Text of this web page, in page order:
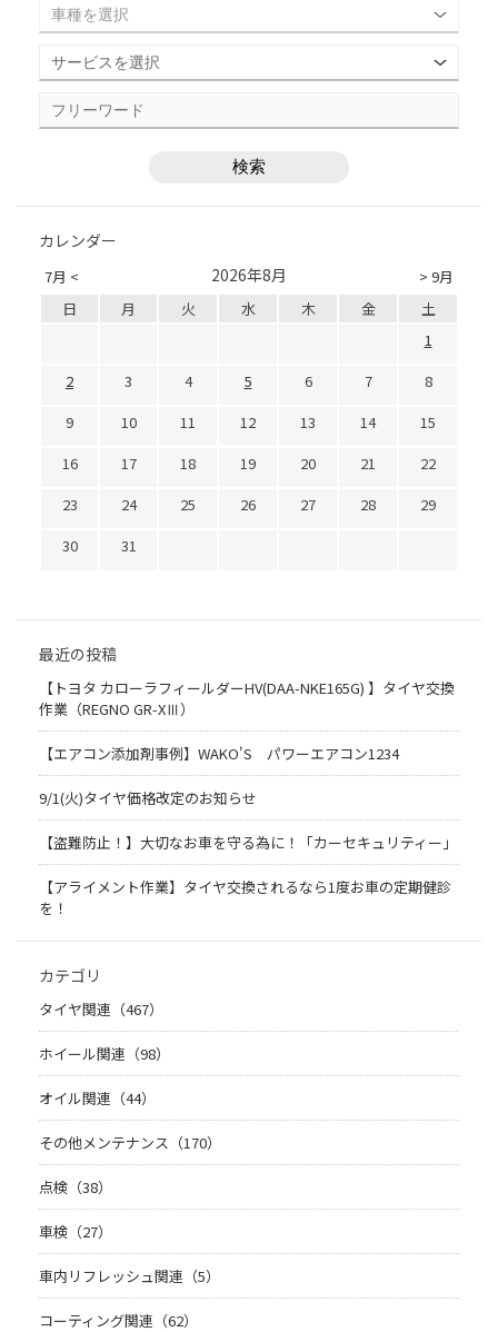
カレンダー
7月 < > 9月
2026年8月
日 月 火 水 木 金
土
1
2
3 4 5 6 7
8
9
10 11 12 13 14
15
16
17 18 19 20 21
22
23
24 25 26 27 28
29
30
31
最近の投稿
【トヨタ カローラフィールダーHV(DAA-NKE165G) 】タイヤ交換
作業（REGNO GR-XⅢ）
【エアコン添加剤事例】WAKO'S パワーエアコン1234
9/1(火)タイヤ価格改定のお知らせ
【盗難防止！】大切なお車を守る為に！「カーセキュリティー」
【アライメント作業】タイヤ交換されるなら1度お車の定期健診
を！
カテゴリ
タイヤ関連（467）
ホイール関連（98）
オイル関連（44）
その他メンテナンス（170）
点検（38）
車検（27）
車内リフレッシュ関連（5）
コーティング関連（62）